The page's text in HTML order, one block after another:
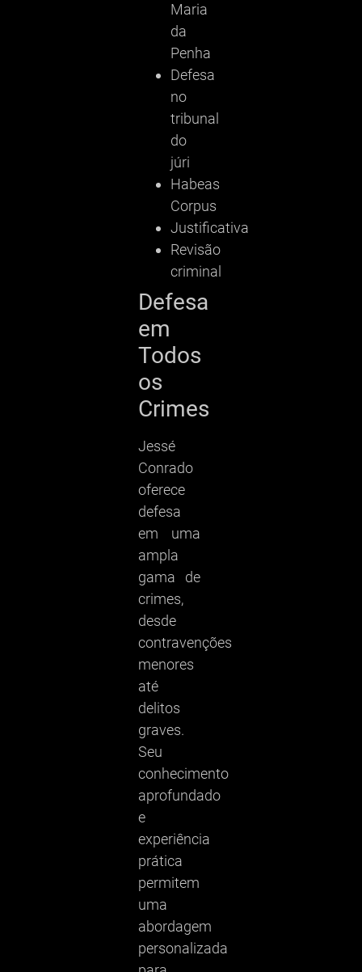
Maria
da
Penha
Defesa
no
tribunal
do
júri
Habeas
Corpus
Justificativa
Revisão
criminal
Defesa
em
Todos
os
Crimes
Jessé
Conrado
oferece
defesa
em uma
ampla
gama de
crimes,
desde
contravenções
menores
até
delitos
graves.
Seu
conhecimento
aprofundado
e
experiência
prática
permitem
uma
abordagem
personalizada